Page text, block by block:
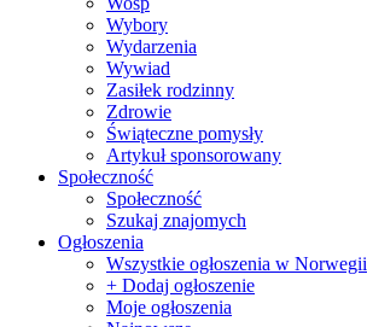
Wybory
Wydarzenia
Wywiad
Zasiłek rodzinny
Zdrowie
Świąteczne pomysły
Artykuł sponsorowany
Społeczność
Społeczność
Szukaj znajomych
Ogłoszenia
Wszystkie ogłoszenia w Norwegii
+ Dodaj ogłoszenie
Moje ogłoszenia